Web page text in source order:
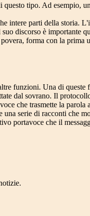
tipo. Ad esempio,
intere parti della storia.
discorso è importante
forma con la prima
funzioni. Una di
dal sovrano. Il
che trasmette la
serie di racconti che
portavoce che il